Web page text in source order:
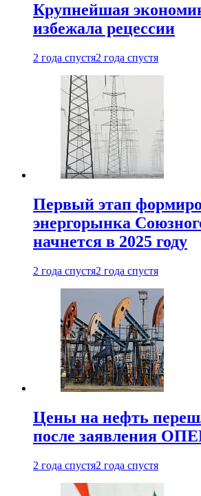
Крупнейшая
избежала рецессии
2 года спустя2 года спустя
Первый этап
энергорынка
начнется в 2025 году
2 года спустя2 года спустя
Цены на нефть
после заявления
2 года спустя2 года спустя